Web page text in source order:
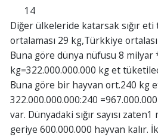
14
Diğer ülkeleride katarsak sığır
ortalaması 29 kg,Türkkiye
Buna göre dünya nüfusu 8 milyar
kg=322.000.000.000 kg et
Buna göre bir hayvan ort.240 kg
322.000.000.000:240
var. Dünyadaki sığır sayısı
geriye 600.000.000 hayvan kalır.